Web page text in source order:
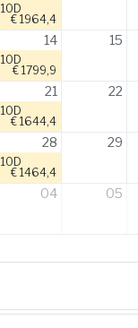
10D
€ 1964,4
14
10D
€ 1799,9
15
21
10D
€ 1644,4
22
28
10D
€ 1464,4
29
04 05